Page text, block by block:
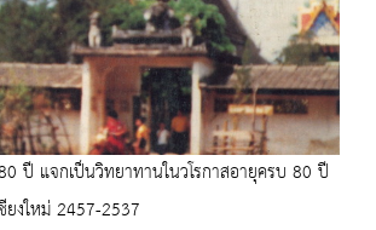
ปี แจกเป็นวิทยาทานในวโรกาสอายุครบ 80 ปี
ยงใหม่ 2457-2537